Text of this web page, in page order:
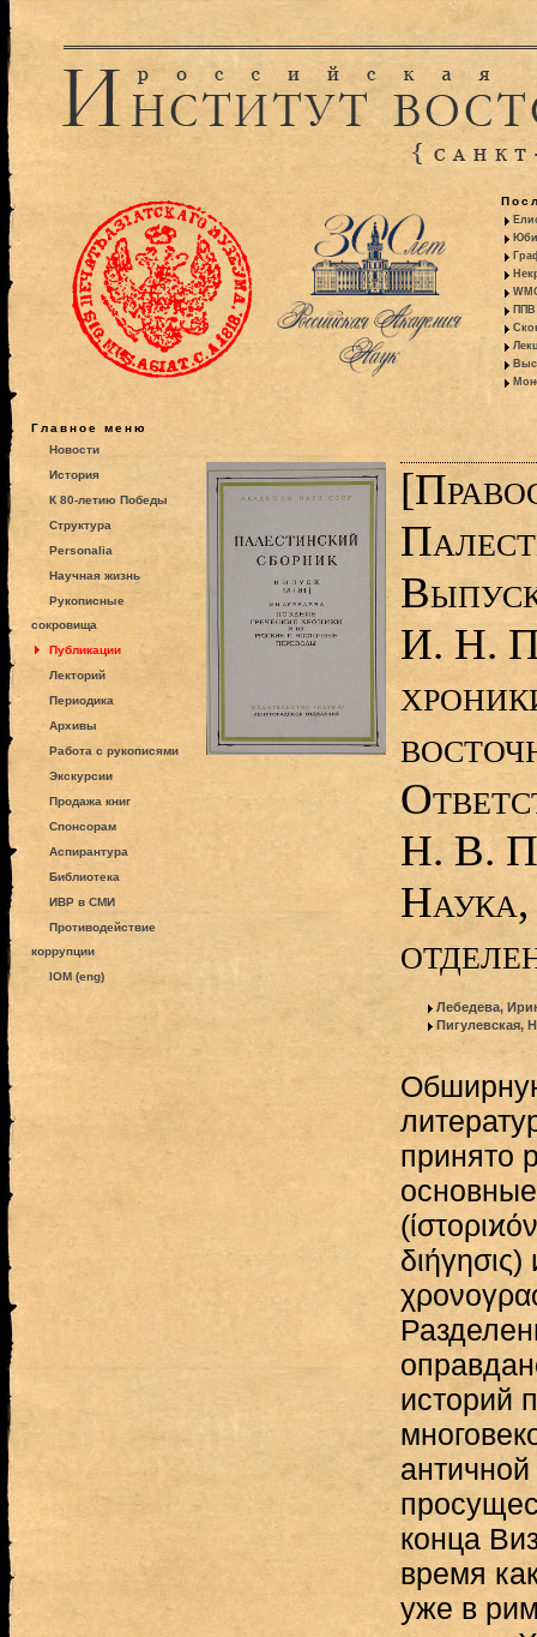
ППВ
Главное меню
Новости
История
К 80-летию Победы
Структура
Personalia
Научная жизнь
Рукописные
сокровища
Публикации
Лекторий
Периодика
Архивы
Работа с рукописями
Экскурсии
Продажа книг
Спонсорам
Аспирантура
Библиотека
ИВР в СМИ
Противодействие
коррупции
IOM (eng)
И. Н.
Н. В.
Наука,
Лебедева,
Пигулевская,
принято
историй
конца
время
уже в